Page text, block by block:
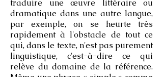
traduire une œuvre littéraire ou
dramatique dans une autre langue,
par exemple, on se heurte très
rapidement à l'obstacle de tout ce
qui, dans le texte, n'est pas purement
linguistique, c'est-à-dire ce qui
relève du domaine de la référence.